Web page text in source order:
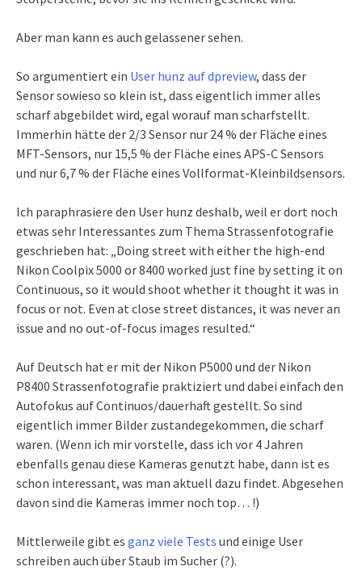
Aber man kann es auch gelassener sehen.
So argumentiert ein User hunz auf dpreview, dass der
Sensor sowieso so klein ist, dass eigentlich immer alles
scharf abgebildet wird, egal worauf man scharfstellt.
Immerhin hätte der 2/3 Sensor nur 24 % der Fläche eines
MFT-Sensors, nur 15,5 % der Fläche eines APS-C Sensors
und nur 6,7 % der Fläche eines Vollformat-Kleinbildsensors.
Ich paraphrasiere den User hunz deshalb, weil er dort noch
etwas sehr Interessantes zum Thema Strassenfotografie
geschrieben hat: „Doing street with either the high-end
Nikon Coolpix 5000 or 8400 worked just fine by setting it on
Continuous, so it would shoot whether it thought it was in
focus or not. Even at close street distances, it was never an
issue and no out-of-focus images resulted.“
Auf Deutsch hat er mit der Nikon P5000 und der Nikon
P8400 Strassenfotografie praktiziert und dabei einfach den
Autofokus auf Continuos/dauerhaft gestellt. So sind
eigentlich immer Bilder zustandegekommen, die scharf
waren. (Wenn ich mir vorstelle, dass ich vor 4 Jahren
ebenfalls genau diese Kameras genutzt habe, dann ist es
schon interessant, was man aktuell dazu findet. Abgesehen
davon sind die Kameras immer noch top… !)
Mittlerweile gibt es ganz viele Tests und einige User
schreiben auch über Staub im Sucher (?).